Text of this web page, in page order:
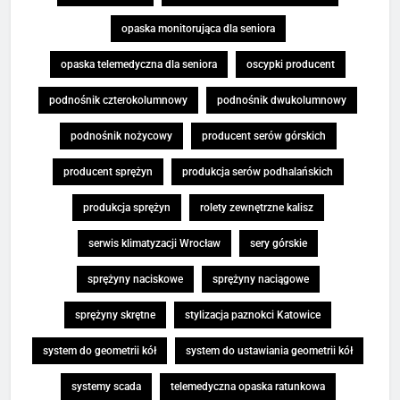
opaska monitorująca dla seniora
opaska telemedyczna dla seniora oscypki producent
podnośnik czterokolumnowy podnośnik dwukolumnowy
podnośnik nożycowy producent serów górskich
producent sprężyn produkcja serów podhalańskich
produkcja sprężyn rolety zewnętrzne kalisz
serwis klimatyzacji Wrocław sery górskie
sprężyny naciskowe sprężyny naciągowe
sprężyny skrętne stylizacja paznokci Katowice
system do geometrii kół system do ustawiania geometrii kół
systemy scada telemedyczna opaska ratunkowa